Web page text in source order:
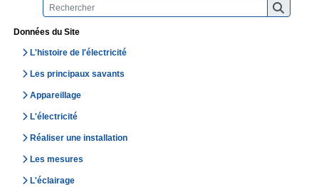
Données du Site
L'histoire de l'électricité
Les principaux savants
Appareillage
L'électricité
Réaliser une installation
Les mesures
L'éclairage